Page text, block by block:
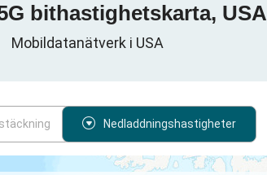
bithastighetskarta, USA
Mobildatanätverk i USA
Nedladdningshastigheter